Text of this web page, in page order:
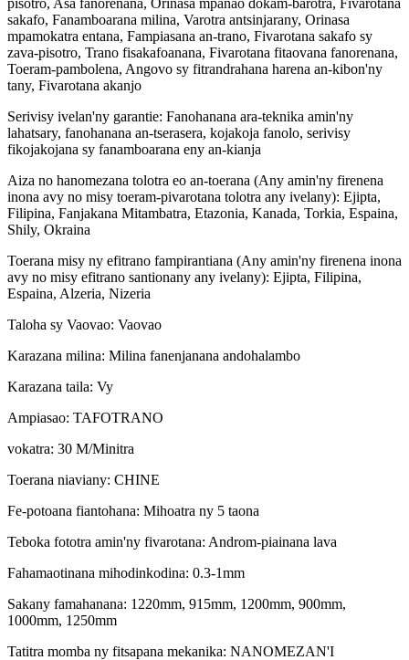
sakafo, Fanamboarana milina, Varotra antsinjarany, Orinasa
mpamokatra entana, Fampiasana an-trano, Fivarotana sakafo sy
zava-pisotro, Trano fisakafoanana, Fivarotana fitaovana fanorenana,
Toeram-pambolena, Angovo sy fitrandrahana harena an-kibon'ny
tany, Fivarotana akanjo
Serivisy ivelan'ny garantie: Fanohanana ara-teknika amin'ny
lahatsary, fanohanana an-tserasera, kojakoja fanolo, serivisy
fikojakojana sy fanamboarana eny an-kianja
Aiza no hanomezana tolotra eo an-toerana (Any amin'ny firenena
inona avy no misy toeram-pivarotana tolotra any ivelany): Ejipta,
Filipina, Fanjakana Mitambatra, Etazonia, Kanada, Torkia, Espaina,
Shily, Okraina
Toerana misy ny efitrano fampirantiana (Any amin'ny firenena inona
avy no misy efitrano santionany any ivelany): Ejipta, Filipina,
Espaina, Alzeria, Nizeria
Taloha sy Vaovao: Vaovao
Karazana milina: Milina fanenjanana andohalambo
Karazana taila: Vy
Ampiasao: TAFOTRANO
vokatra: 30 M/Minitra
Toerana niaviany: CHINE
Fe-potoana fiantohana: Mihoatra ny 5 taona
Teboka fototra amin'ny fivarotana: Androm-piainana lava
Fahamaotinana mihodinkodina: 0.3-1mm
Sakany famahanana: 1220mm, 915mm, 1200mm, 900mm,
1000mm, 1250mm
Tatitra momba ny fitsapana mekanika: NANOMEZAN'I